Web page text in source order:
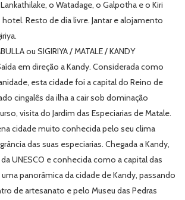
o Watadage, o Galpotha e o Kiri
hotel. Resto de dia livre. Jantar e alojamento
ou SIGIRIYA / MATALE / KANDY
em direção a Kandy. Considerada como
esta cidade foi a capital do Reino de
cingalês da ilha a cair sob dominação
visita do Jardim das Especiarias de Matale.
cidade muito conhecida pelo seu clima
das suas especiarias. Chegada a Kandy,
UNESCO e conhecida como a capital das
panorâmica da cidade de Kandy, passando
de artesanato e pelo Museu das Pedras